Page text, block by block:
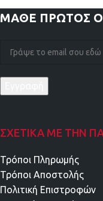
ΜΑΘΕ ΠΡΩΤΟΣ
ΣΧΕΤΙΚΑ ΜΕ ΤΗΝ
Τρόποι Πληρωμής
Τρόποι Αποστολής
Πολιτική Επιστροφών